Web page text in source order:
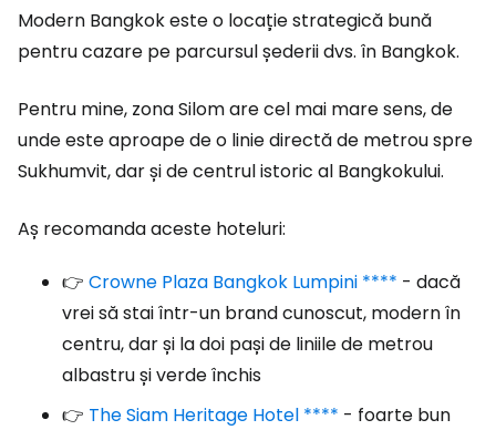
Modern Bangkok este o locație strategică bună
pentru cazare pe parcursul șederii dvs. în Bangkok.
Pentru mine, zona Silom are cel mai mare sens, de
unde este aproape de o linie directă de metrou spre
Sukhumvit, dar și de centrul istoric al Bangkokului.
Aș recomanda aceste hoteluri:
👉 Crowne Plaza Bangkok Lumpini **** - dacă
vrei să stai într-un brand cunoscut, modern în
centru, dar și la doi pași de liniile de metrou
albastru și verde închis
👉 The Siam Heritage Hotel **** - foarte bun